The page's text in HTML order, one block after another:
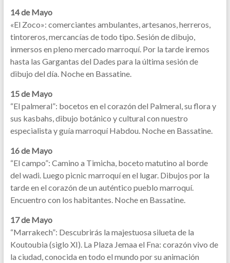
14 de Mayo
«El Zoco»: comerciantes ambulantes, artesanos, herreros,
tintoreros, mercancías de todo tipo. Sesión de dibujo,
inmersos en pleno mercado marroquí. Por la tarde iremos
hasta las Gargantas del Dades para la última sesión de
dibujo del día. Noche en Bassatine.
15 de Mayo
“El palmeral”: bocetos en el corazón del Palmeral, su flora y
sus kasbahs, dibujo botánico y cultural con nuestro
especialista y guía marroquí Habdou. Noche en Bassatine.
16 de Mayo
“El campo”: Camino a Timicha, boceto matutino al borde
del wadi. Luego picnic marroquí en el lugar. Dibujos por la
tarde en el corazón de un auténtico pueblo marroquí.
Encuentro con los habitantes. Noche en Bassatine.
17 de Mayo
“Marrakech”: Descubrirás la majestuosa silueta de la
Koutoubia (siglo XI). La Plaza Jemaa el Fna: corazón vivo de
la ciudad, conocida en todo el mundo por su animación